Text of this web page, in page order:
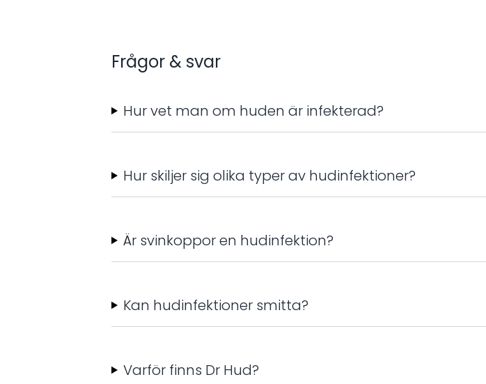
Frågor & svar
Hur vet man om huden är infekterad?
Hur skiljer sig olika typer av hudinfektioner?
Är svinkoppor en hudinfektion?
Kan hudinfektioner smitta?
Varför finns Dr Hud?